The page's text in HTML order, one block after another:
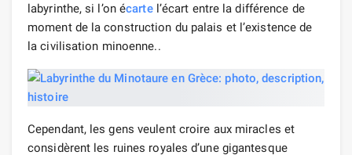
labyrinthe, si l’on écartel’écart entre la différence de
moment de la construction du palais et l’existence de
la civilisation minoenne..
Cependant, les gens veulent croire aux miracles et
considèrent les ruines royales d’une gigantesque